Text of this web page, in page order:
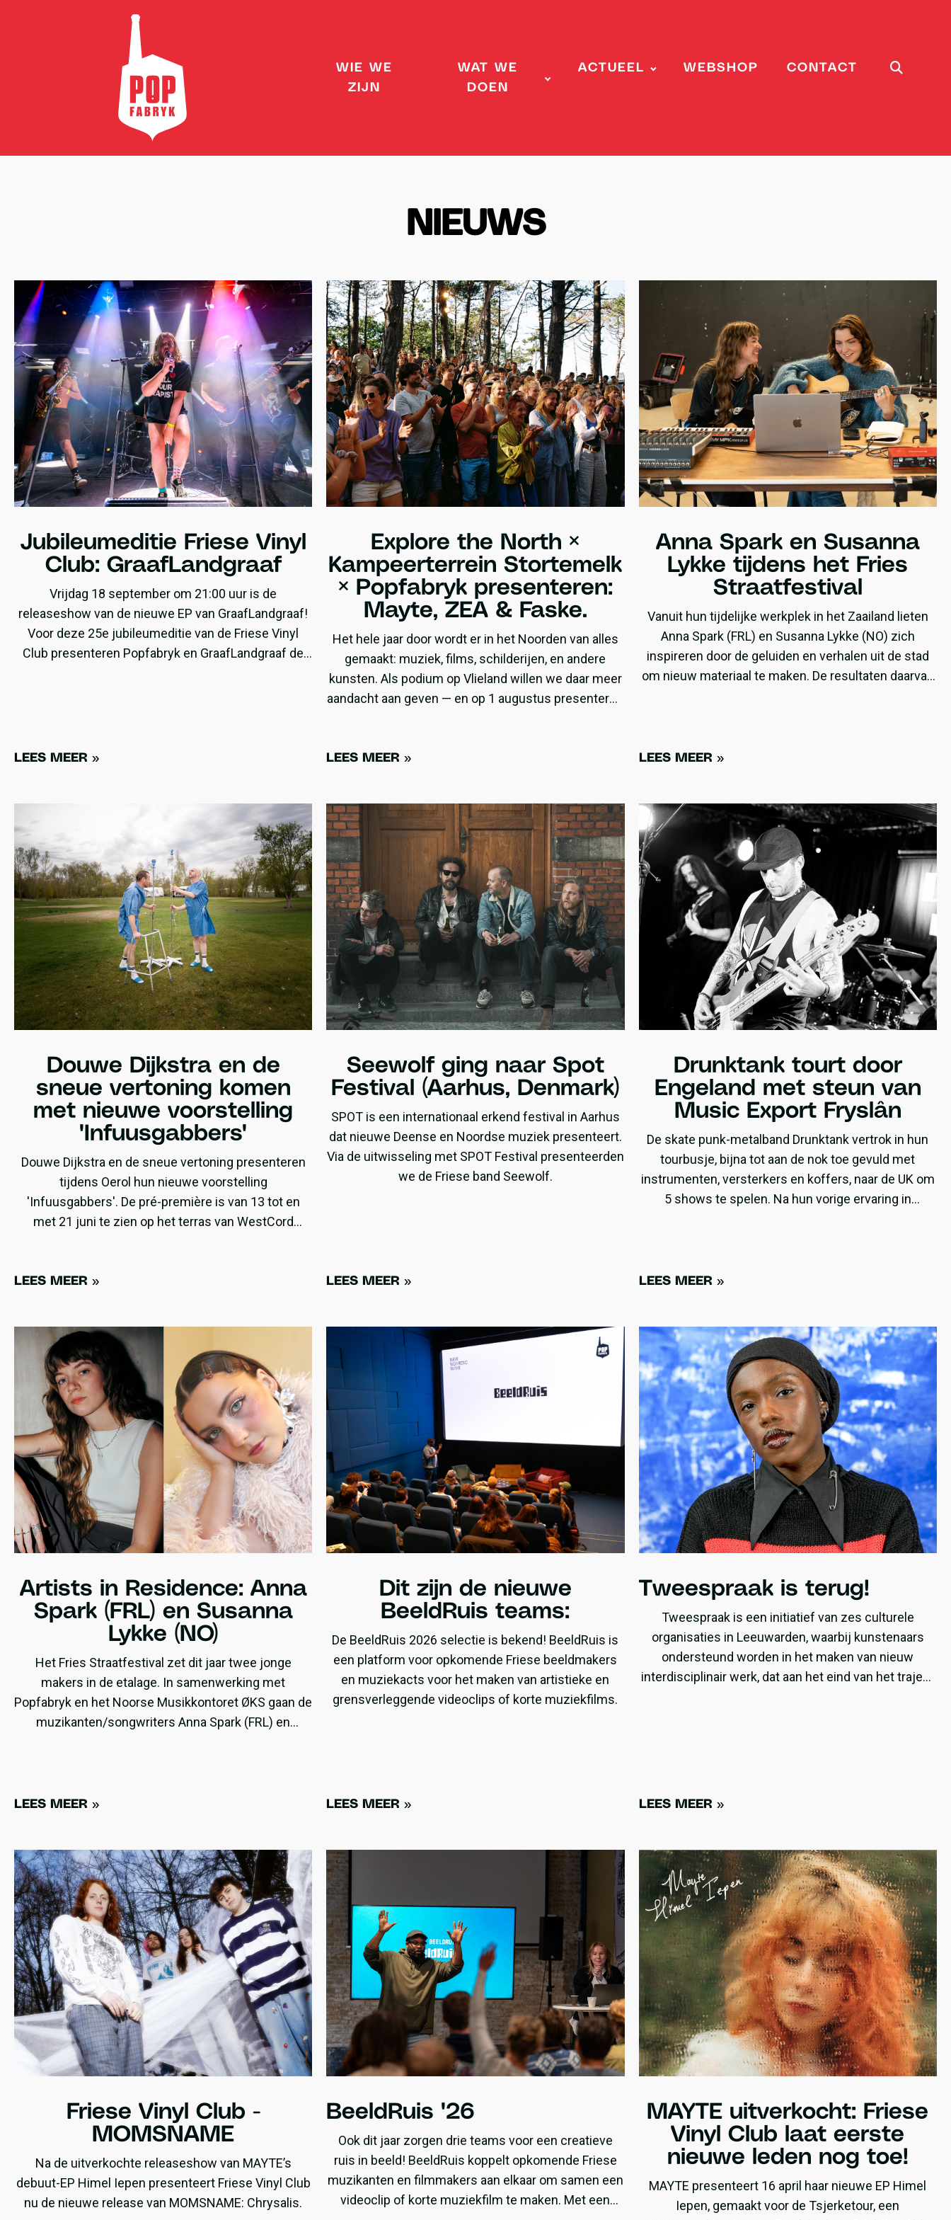
WIE WE
ZIJN
WAT WE
DOEN
ACTUEEL WEBSHOP CONTACT
NIEUWS
Jubileumeditie Friese Vinyl
Club: GraafLandgraaf
Vrijdag 18 september om 21:00 uur is de
releaseshow van de nieuwe EP van GraafLandgraaf!
Voor deze 25e jubileumeditie van de Friese Vinyl
Club presenteren Popfabryk en GraafLandgraaf de
LEES MEER »
Explore the North ×
Kampeerterrein Stortemelk
× Popfabryk presenteren:
Mayte, ZEA & Faske.
Het hele jaar door wordt er in het Noorden van alles
gemaakt: muziek, films, schilderijen, en andere
kunsten. Als podium op Vlieland willen we daar meer
aandacht aan geven — en op 1 augustus presenteren
LEES MEER »
Anna Spark en Susanna
Lykke tijdens het Fries
Straatfestival
Vanuit hun tijdelijke werkplek in het Zaailand lieten
Anna Spark (FRL) en Susanna Lykke (NO) zich
inspireren door de geluiden en verhalen uit de stad
om nieuw materiaal te maken. De resultaten daarvan
LEES MEER »
Douwe Dijkstra en de
sneue vertoning komen
met nieuwe voorstelling
'Infuusgabbers'
Douwe Dijkstra en de sneue vertoning presenteren
tijdens Oerol hun nieuwe voorstelling
'Infuusgabbers'. De pré-première is van 13 tot en
met 21 juni te zien op het terras van WestCord
LEES MEER »
Seewolf ging naar Spot
Festival (Aarhus, Denmark)
SPOT is een internationaal erkend festival in Aarhus
dat nieuwe Deense en Noordse muziek presenteert.
Via de uitwisseling met SPOT Festival presenteerden
we de Friese band Seewolf.
LEES MEER »
Drunktank tourt door
Engeland met steun van
Music Export Fryslân
De skate punk-metalband Drunktank vertrok in hun
tourbusje, bijna tot aan de nok toe gevuld met
instrumenten, versterkers en koffers, naar de UK om
5 shows te spelen. Na hun vorige ervaring in
LEES MEER »
Artists in Residence: Anna
Spark (FRL) en Susanna
Lykke (NO)
Het Fries Straatfestival zet dit jaar twee jonge
makers in de etalage. In samenwerking met
Popfabryk en het Noorse Musikkontoret ØKS gaan de
muzikanten/songwriters Anna Spark (FRL) en
'tussenlanding' in Zaailand - een leegstaand
LEES MEER »
Dit zijn de nieuwe
BeeldRuis teams:
De BeeldRuis 2026 selectie is bekend! BeeldRuis is
een platform voor opkomende Friese beeldmakers
en muziekacts voor het maken van artistieke en
grensverleggende videoclips of korte muziekfilms.
LEES MEER »
Tweespraak is terug!
Tweespraak is een initiatief van zes culturele
organisaties in Leeuwarden, waarbij kunstenaars
ondersteund worden in het maken van nieuw
interdisciplinair werk, dat aan het eind van het traject
LEES MEER »
Friese Vinyl Club -
MOMSNAME
Na de uitverkochte releaseshow van MAYTE’s
debuut-EP Himel Iepen presenteert Friese Vinyl Club
nu de nieuwe release van MOMSNAME: Chrysalis.
BeeldRuis '26
Ook dit jaar zorgen drie teams voor een creatieve
ruis in beeld! BeeldRuis koppelt opkomende Friese
muzikanten en filmmakers aan elkaar om samen een
videoclip of korte muziekfilm te maken. Met een
MAYTE uitverkocht: Friese
Vinyl Club laat eerste
nieuwe leden nog toe!
MAYTE presenteert 16 april haar nieuwe EP Himel
Iepen, gemaakt voor de Tsjerketour, een